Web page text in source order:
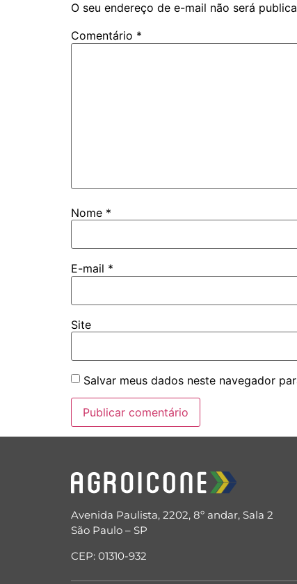
O seu endereço de e-mail não será
Comentário *
Nome *
E-mail *
Site
Salvar meus dados neste navegador
Avenida Paulista, 2202, 8º andar, Sala 2
São Paulo – SP
CEP: 01310-932